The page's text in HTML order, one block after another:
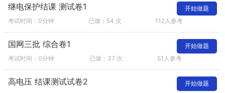
继电保护结课 测试卷1
考试时间：0分钟 已做：54 次 112人参考
开始做题
国网三批 综合卷1
考试时间：0分钟 已做：37 次 51人参考
开始做题
高电压 结课测试试卷2 开始做题